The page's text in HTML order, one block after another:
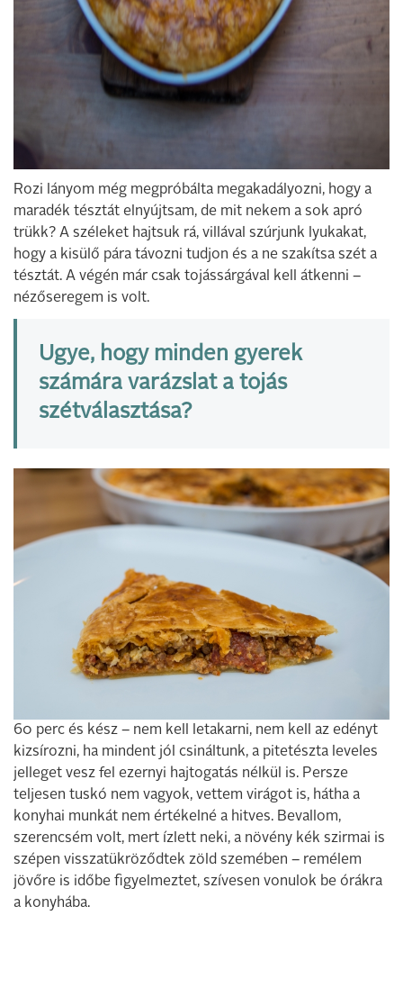
Rozi lányom még megpróbálta megakadályozni, hogy a
maradék tésztát elnyújtsam, de mit nekem a sok apró
trükk? A széleket hajtsuk rá, villával szúrjunk lyukakat,
hogy a kisülő pára távozni tudjon és a ne szakítsa szét a
tésztát. A végén már csak tojássárgával kell átkenni –
nézőseregem is volt.
Ugye, hogy minden gyerek
számára varázslat a tojás
szétválasztása?
60 perc és kész – nem kell letakarni, nem kell az edényt
kizsírozni, ha mindent jól csináltunk, a pitetészta leveles
jelleget vesz fel ezernyi hajtogatás nélkül is. Persze
teljesen tuskó nem vagyok, vettem virágot is, hátha a
konyhai munkát nem értékelné a hitves. Bevallom,
szerencsém volt, mert ízlett neki, a növény kék szirmai is
szépen visszatükröződtek zöld szemében – remélem
jövőre is időbe figyelmeztet, szívesen vonulok be órákra
a konyhába.